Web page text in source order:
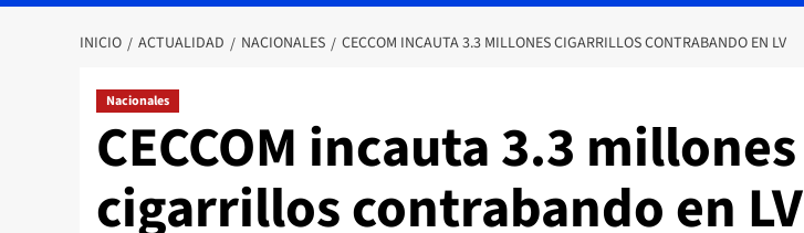
INICIO ACTUALIDAD NACIONALES CECCOM INCAUTA 3.3 MILLONES CIGARRILLOS CONTRABANDO EN LV
Nacionales
CECCOM incauta 3.3 millones
cigarrillos contrabando en LV